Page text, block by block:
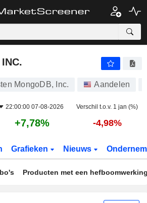
MongoDB, Inc. Aandelen
22:00:00 07-08-2026 Verschil t.o.v. 1 jan (%)
+7,78% -4,98%
Grafieken Nieuws
Producten met een